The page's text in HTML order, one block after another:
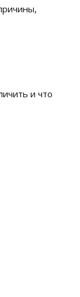
и что